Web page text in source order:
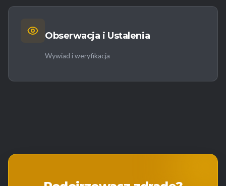
Obserwacja i Ustalenia
Wywiad i weryfikacja